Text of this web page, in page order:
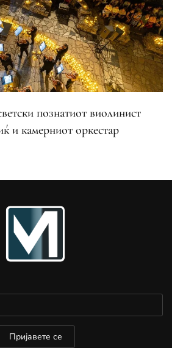
познатиот виолинист
и камерниот оркестар
Пријавете се